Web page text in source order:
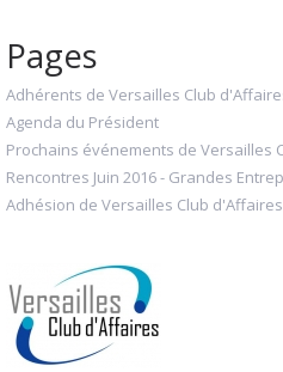
Pages
Adhérents de Versailles Club
Agenda du Président
Prochains événements de Versailles
Rencontres Juin 2016 - Grandes
Adhésion de Versailles Club d'Affaires